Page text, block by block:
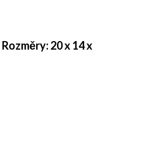
Rozměry: 20 x 14 x